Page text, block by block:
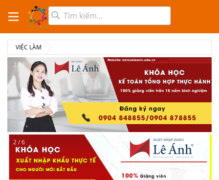
VIỆC LÀM
2 / 6
2 / 6